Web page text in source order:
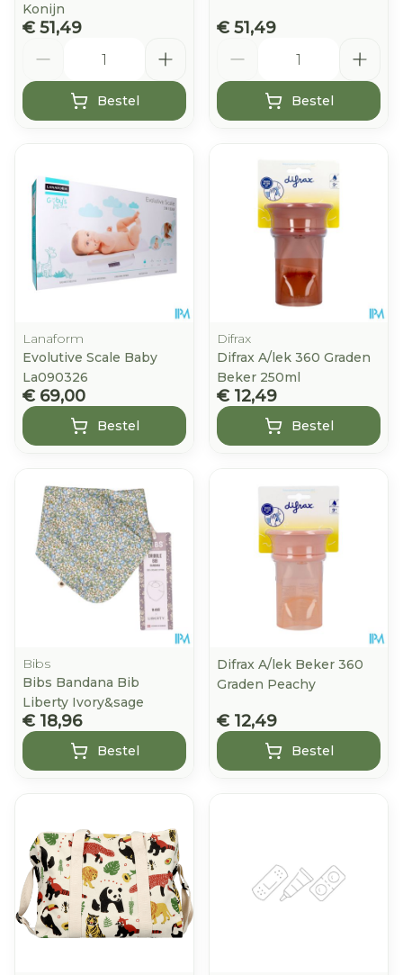
Konijn
€ 51,49
Bestel
€ 51,49
Bestel
Lanaform
Evolutive Scale Baby
La090326
€ 69,00
Bestel
Difrax
Difrax A/lek 360 Graden
Beker 250ml
€ 12,49
Bestel
Bibs
Bibs Bandana Bib
Liberty Ivory&sage
€ 18,96
Bestel
Difrax A/lek Beker 360
Graden Peachy
€ 12,49
Bestel